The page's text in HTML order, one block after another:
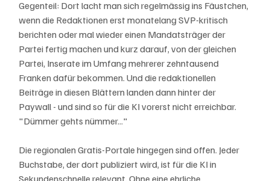
Gegenteil: Dort lacht man sich regelmässig ins Fäustchen,
wenn die Redaktionen erst monatelang SVP-kritisch
berichten oder mal wieder einen Mandatsträger der
Partei fertig machen und kurz darauf, von der gleichen
Partei, Inserate im Umfang mehrerer zehntausend
Franken dafür bekommen. Und die redaktionellen
Beiträge in diesen Blättern landen dann hinter der
Paywall - und sind so für die KI vorerst nicht erreichbar.
"Dümmer gehts nümmer..."
Die regionalen Gratis-Portale hingegen sind offen. Jeder
Buchstabe, der dort publiziert wird, ist für die KI in
Sekundenschnelle relevant. Ohne eine ehrliche